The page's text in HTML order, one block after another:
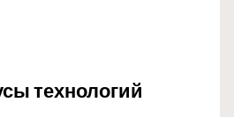
технологий